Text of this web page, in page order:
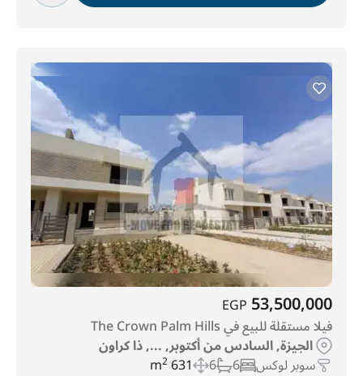
53,500,000
EGP
فيلا مستقلة للبيع في The Crown Palm Hills
الجيزة, السادس من أكتوبر, ..., ذا كراون
سوبر لوكس 6
6
631 m
2